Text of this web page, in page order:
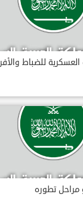
للضباط
مراحل تطوره